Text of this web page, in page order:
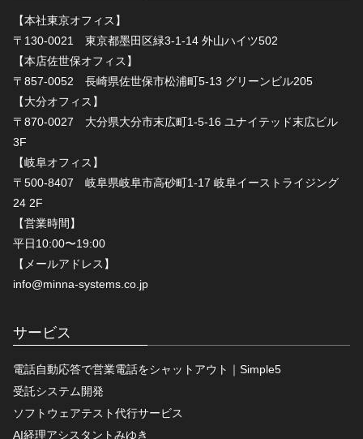
【本社東京オフィス】
〒130-0021 東京都墨田区緑3-1-14 外山ハイツ502
【本店佐世保オフィス】
〒857-0052 長崎県佐世保市松浦町5-13 グリーンビル205
【大分オフィス】
〒870-0027 大分県大分市末広町1-5-16 ユナイテッド末広ビル
3F
【岐阜オフィス】
〒500-8407 岐阜県岐阜市高砂町1-17 岐阜イーストライジング
24 2F
【営業時間】
平日10:00〜19:00
【メールアドレス】
info@minna-systems.co.jp
サービス
電話自動応答で営業電話をシャットアウト｜Simple5
受託システム開発
ソフトウェアテスト代行サービス
AI経理アシスタントみゆき